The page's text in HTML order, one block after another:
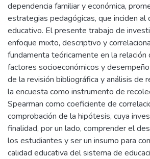
dependencia familiar y económica,
estrategias pedagógicas, que inciden al
educativo. El presente trabajo de
enfoque mixto, descriptivo y
fundamenta teóricamente en la
factores socioeconómicos y
de la revisión bibliográfica y análisis de
la encuesta como instrumento de
Spearman como coeficiente de
comprobación de la hipótesis, cuya
finalidad, por un lado, comprender el
los estudiantes y ser un insumo para
calidad educativa del sistema de